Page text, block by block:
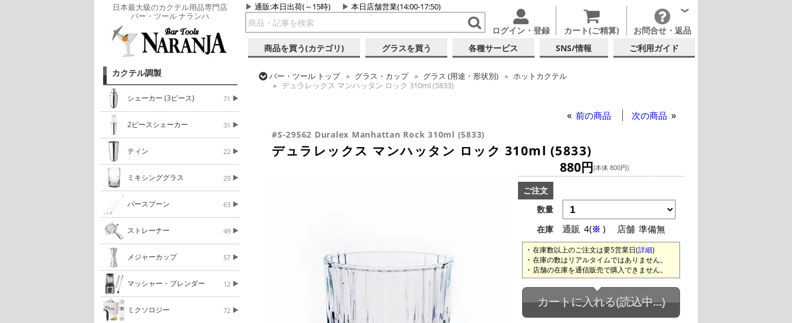
日本最大級のカクテル用品専門店
バー・ツール ナランハ
通販:本日出荷(～15時) 本日店舗営業(14:00-17:50)
ログイン・登録 カート(ご精算) お問合せ・返品
商品を買う(カテゴリ) グラスを買う 各種サービス SNS/情報 ご利用ガイド
カクテル調製
シェーカー (3ピース) 71
2ピースシェーカー 31
ティン 22
ミキシンググラス 29
バースプーン 63
ストレーナー 49
メジャーカップ 57
マッシャー・ブレンダー 12
ミクソロジー 72
バー・ツール トップ グラス・カップ グラス (用途・形状別)
ホットカクテル
デュラレックス マンハッタン ロック 310ml (5833)
前の商品 次の商品
#S-29562 Duralex Manhattan Rock 310ml (5833)
デュラレックス マンハッタン ロック 310ml (5833)
880円(本体 800円)
ご注文
数量
在庫
通販 4(※ ) 店舗 準備無
在庫数以上のご注文は要5営業日(詳細)
在庫の数はリアルタイムではありません。
店舗の在庫を通信販売で購入できません。
カートに入れる(読込中...)